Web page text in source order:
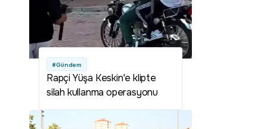
#Gündem
Rapçi Yüşa Keskin'e klipte
silah kullanma operasyonu